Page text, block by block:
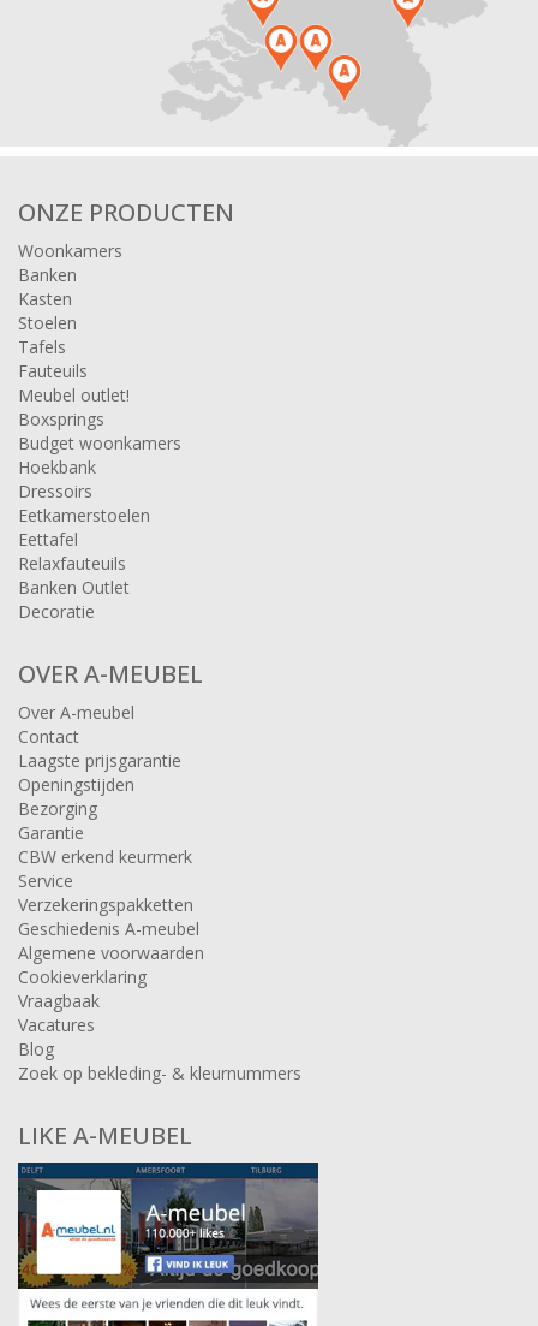
ONZE PRODUCTEN
Woonkamers
Banken
Kasten
Stoelen
Tafels
Fauteuils
Meubel outlet!
Boxsprings
Budget woonkamers
Hoekbank
Dressoirs
Eetkamerstoelen
Eettafel
Relaxfauteuils
Banken Outlet
Decoratie
OVER A-MEUBEL
Over A-meubel
Contact
Laagste prijsgarantie
Openingstijden
Bezorging
Garantie
CBW erkend keurmerk
Service
Verzekeringspakketten
Geschiedenis A-meubel
Algemene voorwaarden
Cookieverklaring
Vraagbaak
Vacatures
Blog
Zoek op bekleding- & kleurnummers
LIKE A-MEUBEL